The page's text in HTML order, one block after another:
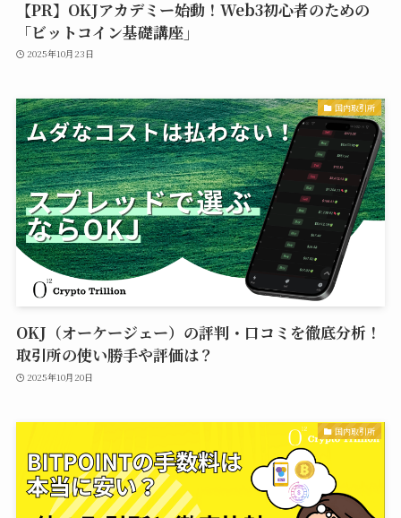
【PR】OKJアカデミー始動！Web3初心者のための
「ビットコイン基礎講座」
2025年10月23日
国内取引所
OKJ（オーケージェー）の評判・口コミを徹底分析！
取引所の使い勝手や評価は？
2025年10月20日
国内取引所